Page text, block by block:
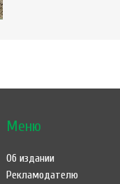
Меню
Об издании
Рекламодателю